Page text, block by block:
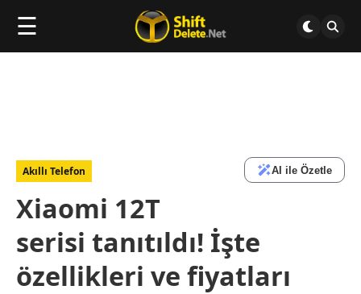
☰
Akıllı Telefon AI ile Özetle
Xiaomi 12T
serisi tanıtıldı! İşte
özellikleri ve fiyatları